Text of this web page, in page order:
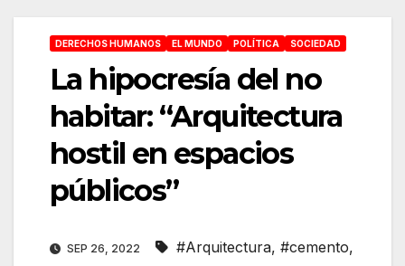
DERECHOS HUMANOS EL MUNDO POLÍTICA SOCIEDAD
La hipocresía del no
habitar: “Arquitectura
hostil en espacios
públicos”
SEP 26, 2022 #Arquitectura, #cemento,